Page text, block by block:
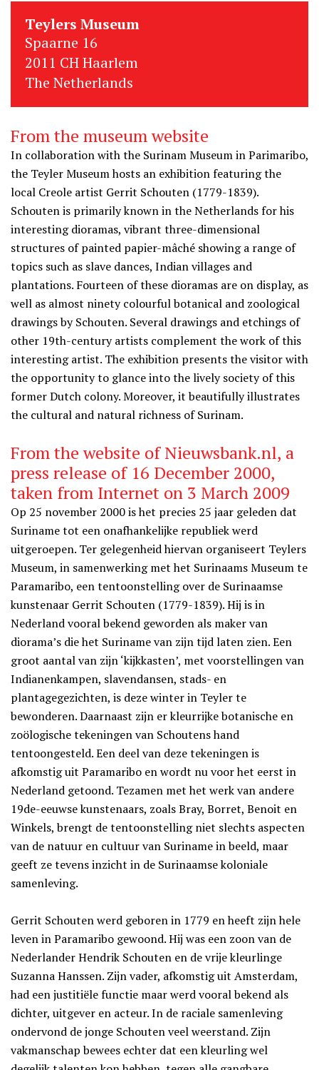
Teylers Museum
Spaarne 16
2011 CH Haarlem
The Netherlands
From the museum website
In collaboration with the Surinam Museum in Parimaribo,
the Teyler Museum hosts an exhibition featuring the
local Creole artist Gerrit Schouten (1779-1839).
Schouten is primarily known in the Netherlands for his
interesting dioramas, vibrant three-dimensional
structures of painted papier-mâché showing a range of
topics such as slave dances, Indian villages and
plantations. Fourteen of these dioramas are on display, as
well as almost ninety colourful botanical and zoological
drawings by Schouten. Several drawings and etchings of
other 19th-century artists complement the work of this
interesting artist. The exhibition presents the visitor with
the opportunity to glance into the lively society of this
former Dutch colony. Moreover, it beautifully illustrates
the cultural and natural richness of Surinam.
From the website of Nieuwsbank.nl, a
press release of 16 December 2000,
taken from Internet on 3 March 2009
Op 25 november 2000 is het precies 25 jaar geleden dat
Suriname tot een onafhankelijke republiek werd
uitgeroepen. Ter gelegenheid hiervan organiseert Teylers
Museum, in samenwerking met het Surinaams Museum te
Paramaribo, een tentoonstelling over de Surinaamse
kunstenaar Gerrit Schouten (1779-1839). Hij is in
Nederland vooral bekend geworden als maker van
diorama’s die het Suriname van zijn tijd laten zien. Een
groot aantal van zijn ‘kijkkasten’, met voorstellingen van
Indianenkampen, slavendansen, stads- en
plantagegezichten, is deze winter in Teyler te
bewonderen. Daarnaast zijn er kleurrijke botanische en
zoölogische tekeningen van Schoutens hand
tentoongesteld. Een deel van deze tekeningen is
afkomstig uit Paramaribo en wordt nu voor het eerst in
Nederland getoond. Tezamen met het werk van andere
19de-eeuwse kunstenaars, zoals Bray, Borret, Benoit en
Winkels, brengt de tentoonstelling niet slechts aspecten
van de natuur en cultuur van Suriname in beeld, maar
geeft ze tevens inzicht in de Surinaamse koloniale
samenleving.
Gerrit Schouten werd geboren in 1779 en heeft zijn hele
leven in Paramaribo gewoond. Hij was een zoon van de
Nederlander Hendrik Schouten en de vrije kleurlinge
Suzanna Hanssen. Zijn vader, afkomstig uit Amsterdam,
had een justitiële functie maar werd vooral bekend als
dichter, uitgever en acteur. In de raciale samenleving
ondervond de jonge Schouten veel weerstand. Zijn
vakmanschap bewees echter dat een kleurling wel